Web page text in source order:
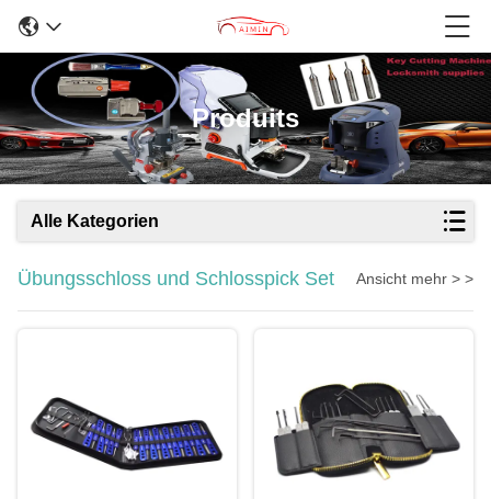
Produits
Alle Kategorien
Übungsschloss und Schlosspick Set Ansicht mehr > >